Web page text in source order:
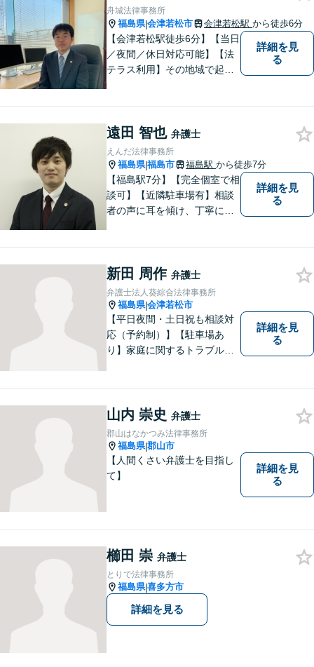
舟城法律事務所
福島県|会津若松市 会津若松駅 から徒歩6分
【会津若松駅徒歩6分】【当日
／夜間／休日対応可能】【法
テラス利用】その地域で起こ
原動力です。トラブルがより
複雑化してしまう前に、ぜひ
お気軽にご連絡ください。
詳細を見
る
遠田 智也 弁護士
えんだ法律事務所
福島県|福島市 福島駅 から徒歩7分
【福島駅7分】【完全個室で相
談可】【近隣駐車場有】相談
者の声に耳を傾け、丁寧にわ
った」と思っていただけるよ
うに全力を尽くしていきま
す。
詳細を見
る
新田 周作 弁護士
弁護士法人葵綜合法律事務所
福島県|会津若松市
【平日夜間・土日祝も相談対
応（予約制）】【駐車場あ
り】家庭に関するトラブルか
詳細を見
る
山内 崇史 弁護士
郡山はなかつみ法律事務所
福島県|郡山市
【人間くさい弁護士を目指し
て】
詳細を見
る
櫛田 崇 弁護士
とりで法律事務所
福島県|喜多方市
詳細を見る